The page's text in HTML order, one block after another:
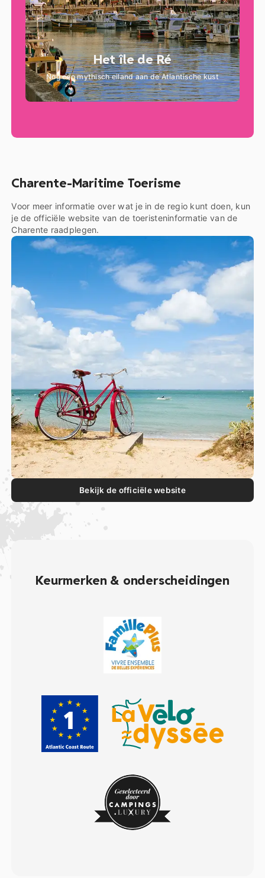
Het île de Ré
Nog een mythisch eiland aan de Atlantische kust
Charente-Maritime Toerisme
Voor meer informatie over wat je in de regio kunt doen, kun
je de officiële website van de toeristeninformatie van de
Charente raadplegen.
Bekijk de officiële website
Keurmerken & onderscheidingen